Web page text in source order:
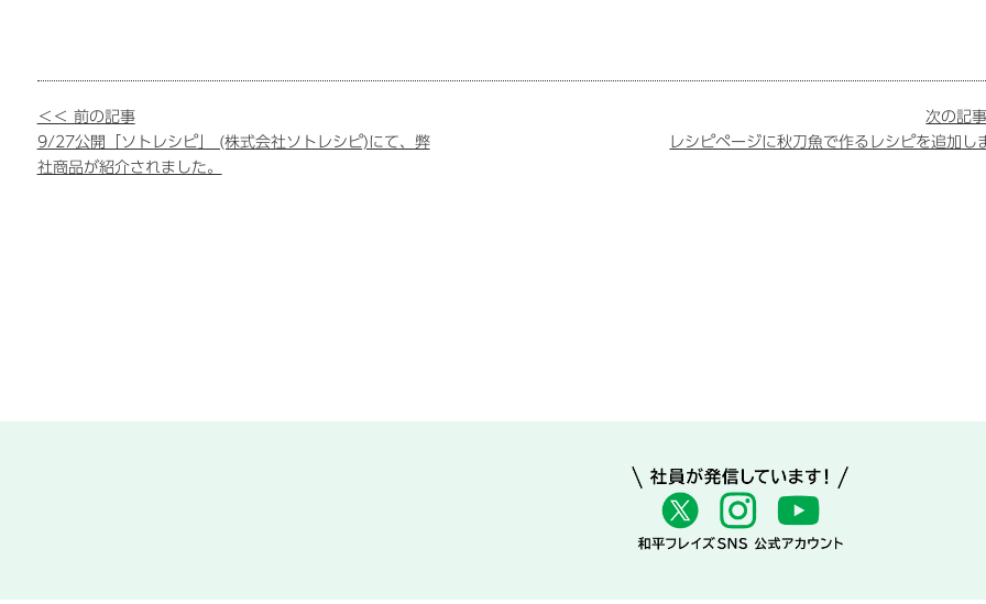
次の記
レシピページに秋刀魚で作るレシピを追加し
＜＜ 前の記事
9/27公開「ソトレシピ」 (株式会社ソトレシピ)にて、弊
社商品が紹介されました。